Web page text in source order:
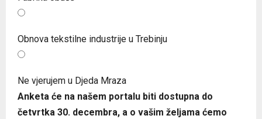
Obnova tekstilne industrije u Trebinju
Ne vjerujem u Djeda Mraza
Anketa će na našem portalu biti dostupna do
četvrtka 30. decembra, a o vašim željama ćemo